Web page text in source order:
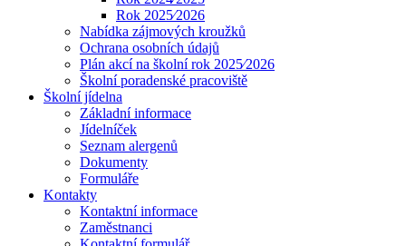
Rok 2025⁄2026
Nabídka zájmových kroužků
Ochrana osobních údajů
Plán akcí na školní rok 2025⁄2026
Školní poradenské pracoviště
Školní jídelna
Základní informace
Jídelníček
Seznam alergenů
Dokumenty
Formuláře
Kontakty
Kontaktní informace
Zaměstnanci